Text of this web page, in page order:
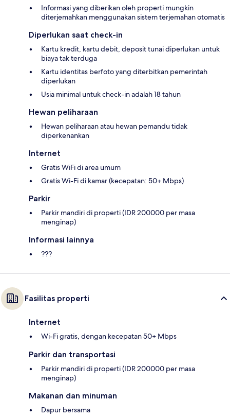
Informasi yang diberikan oleh properti mungkin
diterjemahkan menggunakan sistem terjemahan otomatis
Diperlukan saat check-in
Kartu kredit, kartu debit, deposit tunai diperlukan untuk
biaya tak terduga
Kartu identitas berfoto yang diterbitkan pemerintah
diperlukan
Usia minimal untuk check-in adalah 18 tahun
Hewan peliharaan
Hewan peliharaan atau hewan pemandu tidak
diperkenankan
Internet
Gratis WiFi di area umum
Gratis Wi-Fi di kamar (kecepatan: 50+ Mbps)
Parkir
Parkir mandiri di properti (IDR 200000 per masa
menginap)
Informasi lainnya
???
Fasilitas properti
Internet
Wi-Fi gratis, dengan kecepatan 50+ Mbps
Parkir dan transportasi
Parkir mandiri di properti (IDR 200000 per masa
menginap)
Makanan dan minuman
Dapur bersama